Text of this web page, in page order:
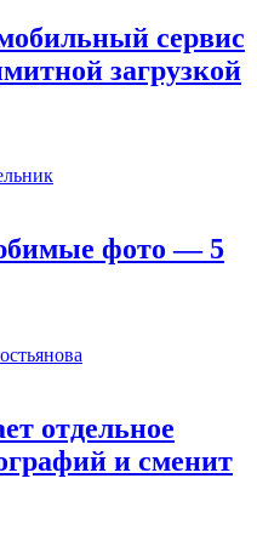
сервис
загрузкой
фото — 5
отдельное
и сменит